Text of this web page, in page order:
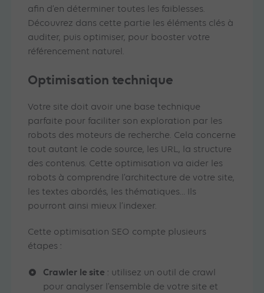
afin d’en déterminer toutes les faiblesses.
Découvrez dans cette partie les éléments clés à
auditer, puis optimiser, pour booster votre
référencement naturel.
Optimisation technique
Votre site doit avoir une base technique
parfaite pour faciliter son exploration par les
robots des moteurs de recherche. Cela concerne
tout autant le code source, les URL, la structure
des contenus. Cette optimisation va aider les
robots à comprendre l’architecture de votre site,
les textes abordés, les thématiques… Ils
pourront ainsi mieux l’indexer.
Cette optimisation SEO compte plusieurs
étapes :
Crawler le site : utilisez un outil de crawl
pour analyser l’ensemble de votre site et